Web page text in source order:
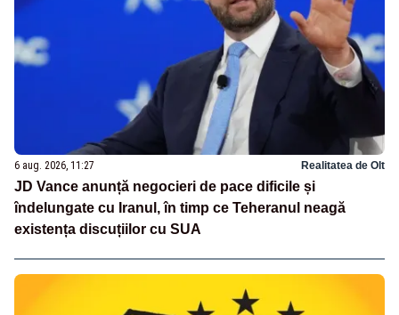
6 aug. 2026, 11:27 Realitatea de Olt
JD Vance anunță negocieri de pace dificile și
îndelungate cu Iranul, în timp ce Teheranul neagă
existența discuțiilor cu SUA